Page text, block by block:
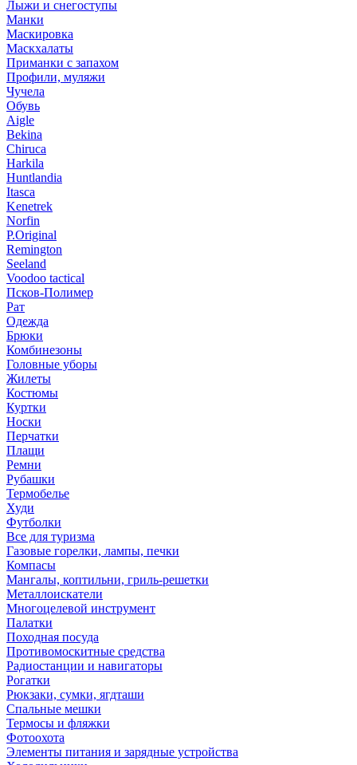
Лыжи и снегоступы
Манки
Маскировка
Маскхалаты
Приманки с запахом
Профили, муляжи
Чучела
Обувь
Aigle
Bekina
Chiruсa
Harkila
Huntlandia
Itasca
Kenetrek
Norfin
P.Original
Remington
Seeland
Voodoo tactical
Псков-Полимер
Рат
Одежда
Брюки
Комбинезоны
Головные уборы
Жилеты
Костюмы
Куртки
Носки
Перчатки
Плащи
Ремни
Рубашки
Термобелье
Худи
Футболки
Все для туризма
Газовые горелки, лампы, печки
Компасы
Мангалы, коптильни, гриль-решетки
Металлоискатели
Многоцелевой инструмент
Палатки
Походная посуда
Противомоскитные средства
Радиостанции и навигаторы
Рогатки
Рюкзаки, сумки, ягдташи
Спальные мешки
Термосы и фляжки
Фотоохота
Элементы питания и зарядные устройства